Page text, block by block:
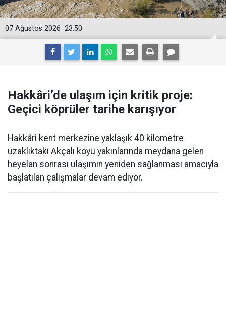
23:50
07 Ağustos 2026
Hakkâri’de ulaşım için kritik proje:
Geçici köprüler tarihe karışıyor
Hakkâri kent merkezine yaklaşık 40 kilometre
uzaklıktaki Akçalı köyü yakınlarında meydana gelen
heyelan sonrası ulaşımın yeniden sağlanması amacıyla
başlatılan çalışmalar devam ediyor.